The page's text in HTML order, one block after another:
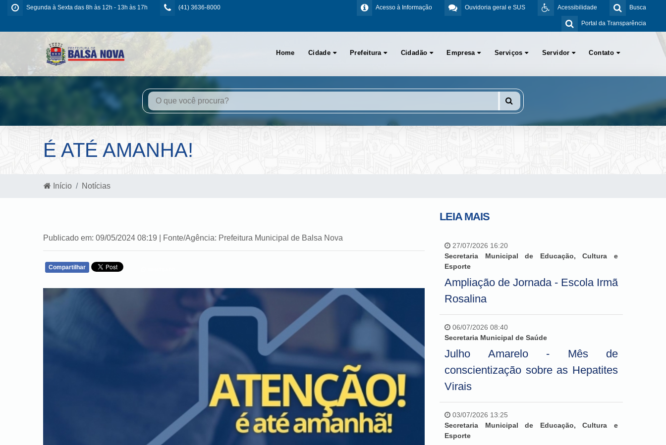
Segunda à Sexta das 8h às 12h - 13h às 17h (41) 3636-8000 Busca
Acessibilidade
Ouvidoria geral e SUS
Acesso à Informação
Portal da Transparência
Home Cidade Prefeitura Cidadão Empresa Serviços Servidor Contato
É ATÉ AMANHA!
Início Notícias
Publicado em: 09/05/2024 08:19 | Fonte/Agência: Prefeitura Municipal de Balsa Nova
Compartilhar
LEIA MAIS
27/07/2026 16:20
Secretaria Municipal de Educação, Cultura e
Esporte
Ampliação de Jornada - Escola Irmã
Rosalina
06/07/2026 08:40
Secretaria Municipal de Saúde
Julho Amarelo - Mês de
conscientização sobre as Hepatites
Virais
03/07/2026 13:25
Secretaria Municipal de Educação, Cultura e
Esporte